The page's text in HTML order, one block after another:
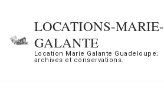
contenu
LOCATIONS-MARIE-
GALANTE
Location Marie Galante Guadeloupe;
archives et conservations.